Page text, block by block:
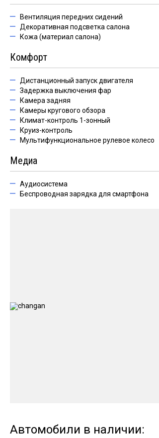
Вентиляция передних сидений
Декоративная подсветка салона
Кожа (материал салона)
Комфорт
Дистанционный запуск двигателя
Задержка выключения фар
Камера задняя
Камеры кругового обзора
Климат-контроль 1-зонный
Круиз-контроль
Мультифункциональное рулевое колесо
Медиа
Аудиосистема
Беспроводная зарядка для смартфона
Автомобили в наличии: